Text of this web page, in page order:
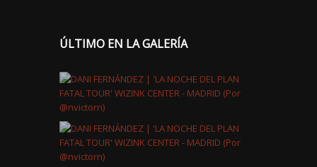
ÚLTIMO EN LA GALERÍA